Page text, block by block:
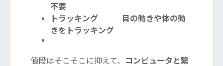
不要
トラッキング 目の動きや体の動
きをトラッキング
値段はそこそこに抑えて、
コンピュータと繋